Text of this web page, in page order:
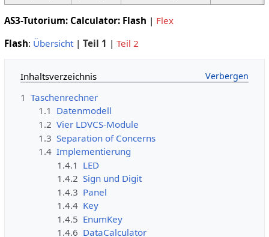
AS3-Tutorium: Calculator: Flash | Flex
Flash: Übersicht| Teil 1 | Teil 2
Inhaltsverzeichnis
1 Taschenrechner
1.1 Datenmodell
1.2 Vier LDVCS-Module
1.3 Separation of Concerns
1.4 Implementierung
1.4.1 LED
1.4.2 Sign und Digit
1.4.3 Panel
1.4.4 Key
1.4.5 EnumKey
1.4.6 DataCalculator